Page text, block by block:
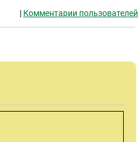
| Комментарии пользователей